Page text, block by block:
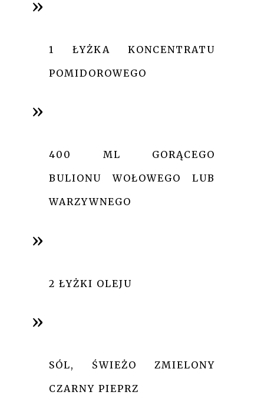
1 ŁYŻKA KONCENTRATU
POMIDOROWEGO
400 ML GORĄCEGO
BULIONU WOŁOWEGO LUB
WARZYWNEGO
2 ŁYŻKI OLEJU
SÓL, ŚWIEŻO ZMIELONY
CZARNY PIEPRZ